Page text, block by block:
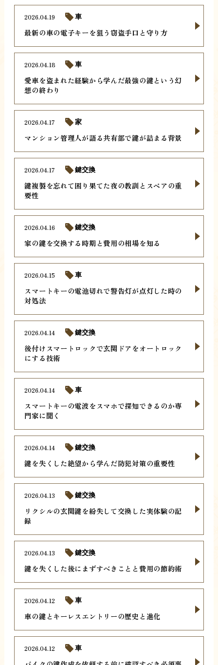
最新の車の電子キーを狙う窃盗手口と守り方
2026.04.19 車
愛車を盗まれた経験から学んだ最強の鍵という幻
想の終わり
2026.04.18 車
マンション管理人が語る共有部で鍵が詰まる背景
2026.04.17 家
鍵複製を忘れて困り果てた夜の教訓とスペアの重
要性
2026.04.17 鍵交換
家の鍵を交換する時期と費用の相場を知る
2026.04.16 鍵交換
スマートキーの電池切れで警告灯が点灯した時の
対処法
2026.04.15 車
後付けスマートロックで玄関ドアをオートロック
にする技術
2026.04.14 鍵交換
スマートキーの電波をスマホで探知できるのか専
門家に聞く
2026.04.14 車
鍵を失くした絶望から学んだ防犯対策の重要性
2026.04.14 鍵交換
リクシルの玄関鍵を紛失して交換した実体験の記
録
2026.04.13 鍵交換
鍵を失くした後にまずすべきことと費用の節約術
2026.04.13 鍵交換
車の鍵とキーレスエントリーの歴史と進化
2026.04.12 車
2026.04.12 車